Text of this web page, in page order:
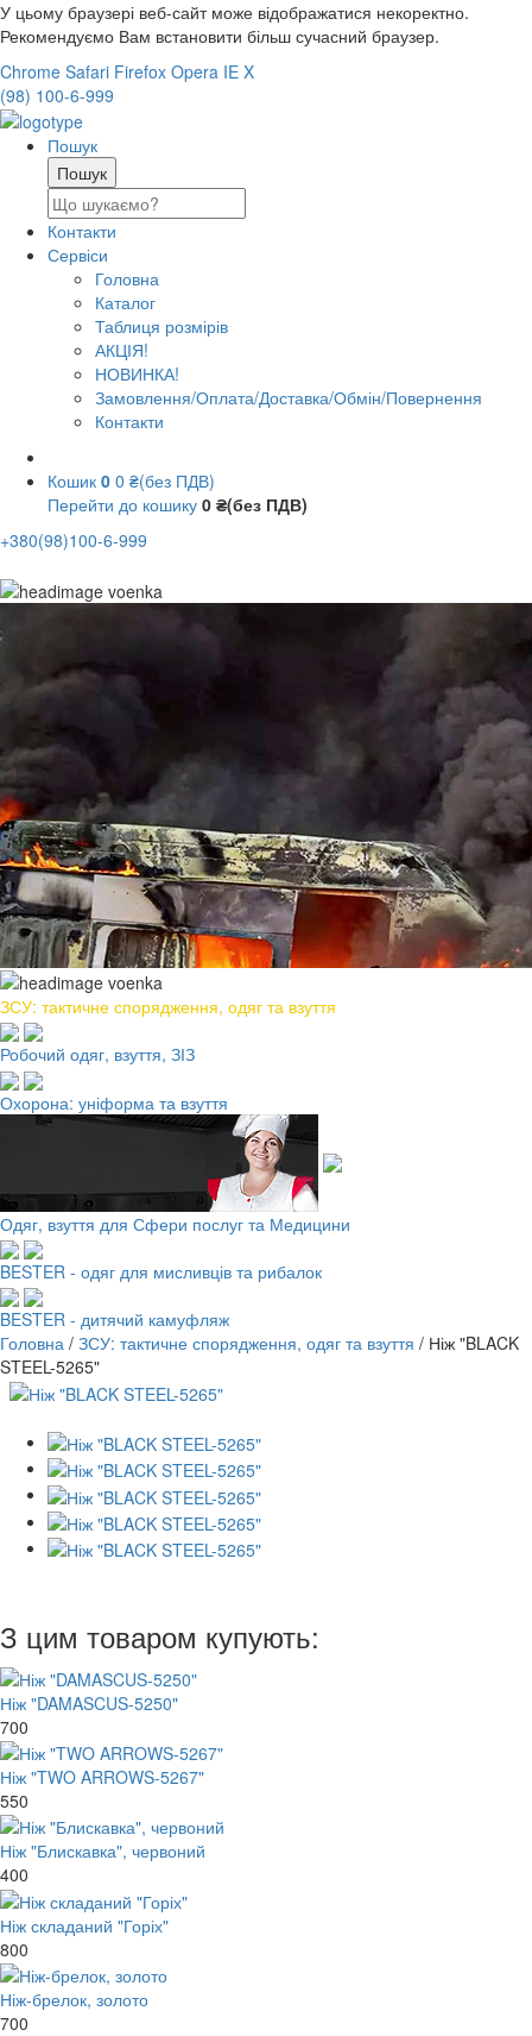
У цьому браузері веб-сайт може відображатися некоректно.
Рекомендуємо Вам встановити більш сучасний браузер.
Chrome Safari Firefox Opera IE X
(98) 100-6-999
Пошук
Контакти
Сервіси
Головна
Каталог
Таблиця розмірів
АКЦІЯ!
НОВИНКА!
Замовлення/Оплата/Доставка/Обмін/Повернення
Контакти
Кошик 0 0 ₴(без ПДВ)
Перейти до кошику 0 ₴(без ПДВ)
+380(98)100-6-999
ЗСУ: тактичне спорядження, одяг та взуття
Робочий одяг, взуття, ЗІЗ
Охорона: уніформа та взуття
Одяг, взуття для Сфери послуг та Медицини
BESTER - одяг для мисливців та рибалок
BESTER - дитячий камуфляж
Головна / ЗСУ: тактичне спорядження, одяг та взуття / Ніж "BLACK
STEEL-5265"
З цим товаром купують:
Ніж "DAMASCUS-5250"
700
Ніж "TWO ARROWS-5267"
550
Ніж "Блискавка", червоний
400
Ніж складаний "Горіх"
800
Ніж-брелок, золото
700